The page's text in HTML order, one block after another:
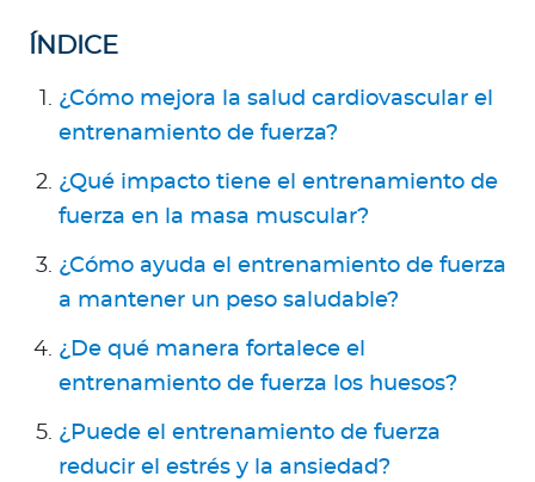
Red de Salud
Contáctanos
ÍNDICE
¿Cómo mejora la salud cardiovascular el
entrenamiento de fuerza?
¿Qué impacto tiene el entrenamiento de
fuerza en la masa muscular?
¿Cómo ayuda el entrenamiento de fuerza
a mantener un peso saludable?
¿De qué manera fortalece el
entrenamiento de fuerza los huesos?
¿Puede el entrenamiento de fuerza
reducir el estrés y la ansiedad?